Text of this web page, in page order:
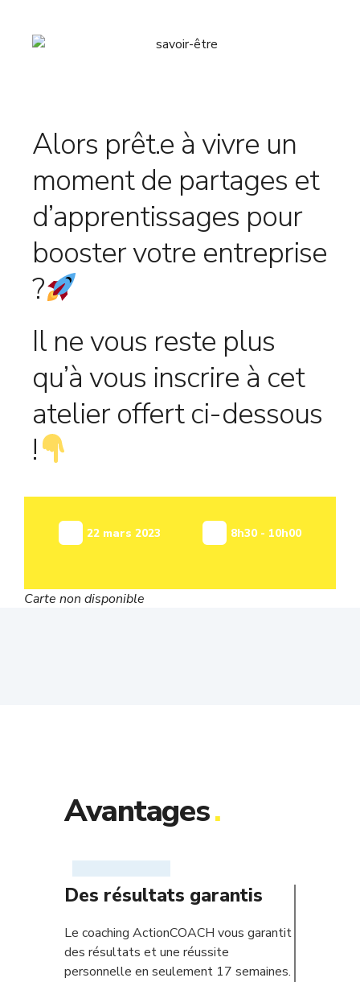
Alors prêt.e à vivre un
moment de partages et
d’apprentissages pour
booster votre entreprise
?
Il ne vous reste plus
qu’à vous inscrire à cet
atelier offert ci-dessous
!
22 mars 2023 8h30 - 10h00
Carte non disponible
Avantages.
Des résultats garantis
Le coaching ActionCOACH vous garantit
des résultats et une réussite
personnelle en seulement 17 semaines.